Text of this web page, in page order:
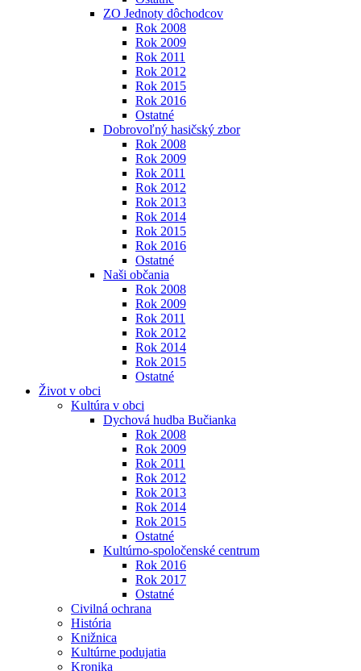
ZO Jednoty dôchodcov
Rok 2008
Rok 2009
Rok 2011
Rok 2012
Rok 2015
Rok 2016
Ostatné
Dobrovoľný hasičský zbor
Rok 2008
Rok 2009
Rok 2011
Rok 2012
Rok 2013
Rok 2014
Rok 2015
Rok 2016
Ostatné
Naši občania
Rok 2008
Rok 2009
Rok 2011
Rok 2012
Rok 2014
Rok 2015
Ostatné
Život v obci
Kultúra v obci
Dychová hudba Bučianka
Rok 2008
Rok 2009
Rok 2011
Rok 2012
Rok 2013
Rok 2014
Rok 2015
Ostatné
Kultúrno-spoločenské centrum
Rok 2016
Rok 2017
Ostatné
Civilná ochrana
História
Knižnica
Kultúrne podujatia
Kronika